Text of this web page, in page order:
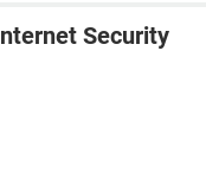
Security